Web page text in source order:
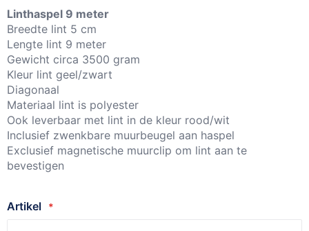
Linthaspel 9 meter
Breedte lint 5 cm
Lengte lint 9 meter
Gewicht circa 3500 gram
Kleur lint geel/zwart
Diagonaal
Materiaal lint is polyester
Ook leverbaar met lint in de kleur rood/wit
Inclusief zwenkbare muurbeugel aan haspel
Exclusief magnetische muurclip om lint aan te
bevestigen
Artikel
gallerij